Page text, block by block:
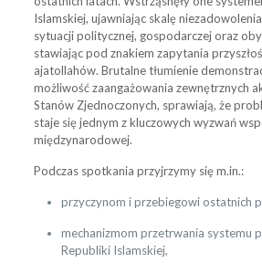
Islamskiej, ujawniając skalę
sytuacji politycznej, gospodarczej oraz
stawiając pod znakiem zapytania
ajatollahów. Brutalne tłumienie
możliwość zaangażowania zewnętrznych
Stanów Zjednoczonych, sprawiają, że
staje się jednym z kluczowych wyzwań
międzynarodowej.
Podczas spotkania przyjrzymy się m.in.:
przyczynom i przebiegowi ostatnich
mechanizmom przetrwania systemu
Republiki Islamskiej,